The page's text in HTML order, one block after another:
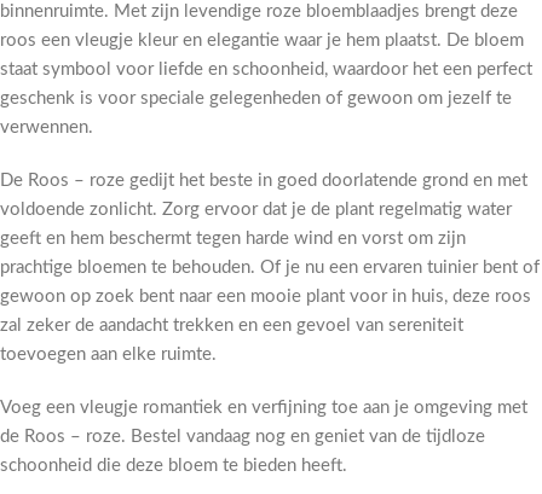
binnenruimte. Met zijn levendige roze bloemblaadjes brengt deze
roos een vleugje kleur en elegantie waar je hem plaatst. De bloem
staat symbool voor liefde en schoonheid, waardoor het een perfect
geschenk is voor speciale gelegenheden of gewoon om jezelf te
verwennen.
De Roos – roze gedijt het beste in goed doorlatende grond en met
voldoende zonlicht. Zorg ervoor dat je de plant regelmatig water
geeft en hem beschermt tegen harde wind en vorst om zijn
prachtige bloemen te behouden. Of je nu een ervaren tuinier bent of
gewoon op zoek bent naar een mooie plant voor in huis, deze roos
zal zeker de aandacht trekken en een gevoel van sereniteit
toevoegen aan elke ruimte.
Voeg een vleugje romantiek en verfijning toe aan je omgeving met
de Roos – roze. Bestel vandaag nog en geniet van de tijdloze
schoonheid die deze bloem te bieden heeft.